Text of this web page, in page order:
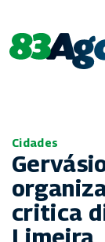
Cidades
critica
Limeira